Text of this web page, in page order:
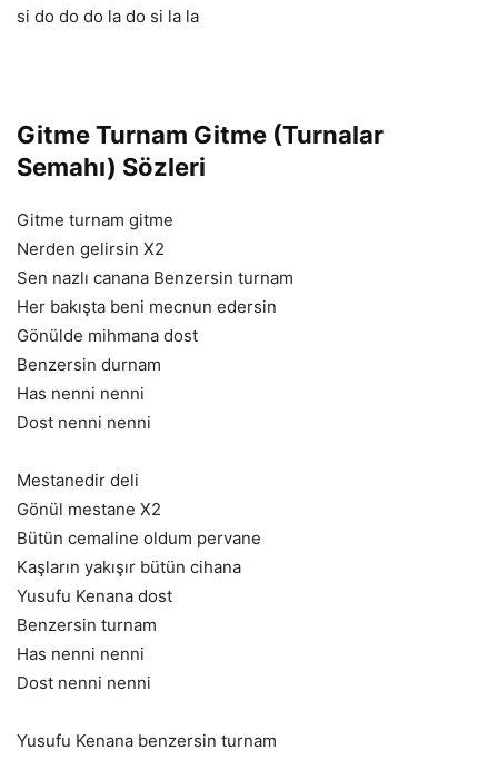
si do do do la do si la la
Gitme Turnam Gitme (Turnalar
Semahı) Sözleri
Gitme turnam gitme
Nerden gelirsin X2
Sen nazlı canana Benzersin turnam
Her bakışta beni mecnun edersin
Gönülde mihmana dost
Benzersin durnam
Has nenni nenni
Dost nenni nenni
Mestanedir deli
Gönül mestane X2
Bütün cemaline oldum pervane
Kaşların yakışır bütün cihana
Yusufu Kenana dost
Benzersin turnam
Has nenni nenni
Dost nenni nenni
Yusufu Kenana benzersin turnam